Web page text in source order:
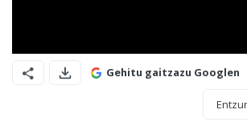
Gehitu gaitzazu Googlen